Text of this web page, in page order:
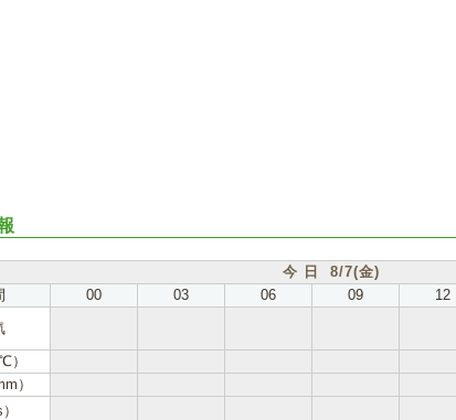
今 日 8/7(金)
00 03 06 09 12
）